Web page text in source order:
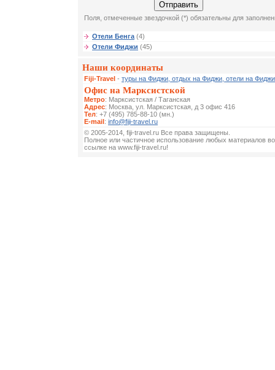
Поля, отмеченные звездочкой (*) обязательны для
Отели Бенга(4)
Отели Фиджи (45)
Наши координаты
Fiji-Travel - туры на Фиджи, отдых на Фиджи, отели на
Офис на Марксистской
Метро: Марксистская / Таганская
Адрес: Москва, ул. Марксистская, д 3 офис 416
Тел: +7 (495) 785-88-10 (мн.)
E-mail: info@fiji-travel.ru
© 2005-2014, fiji-travel.ru Все права защищены.
Полное или частичное использование любых материалов
ссылке на www.fiji-travel.ru!